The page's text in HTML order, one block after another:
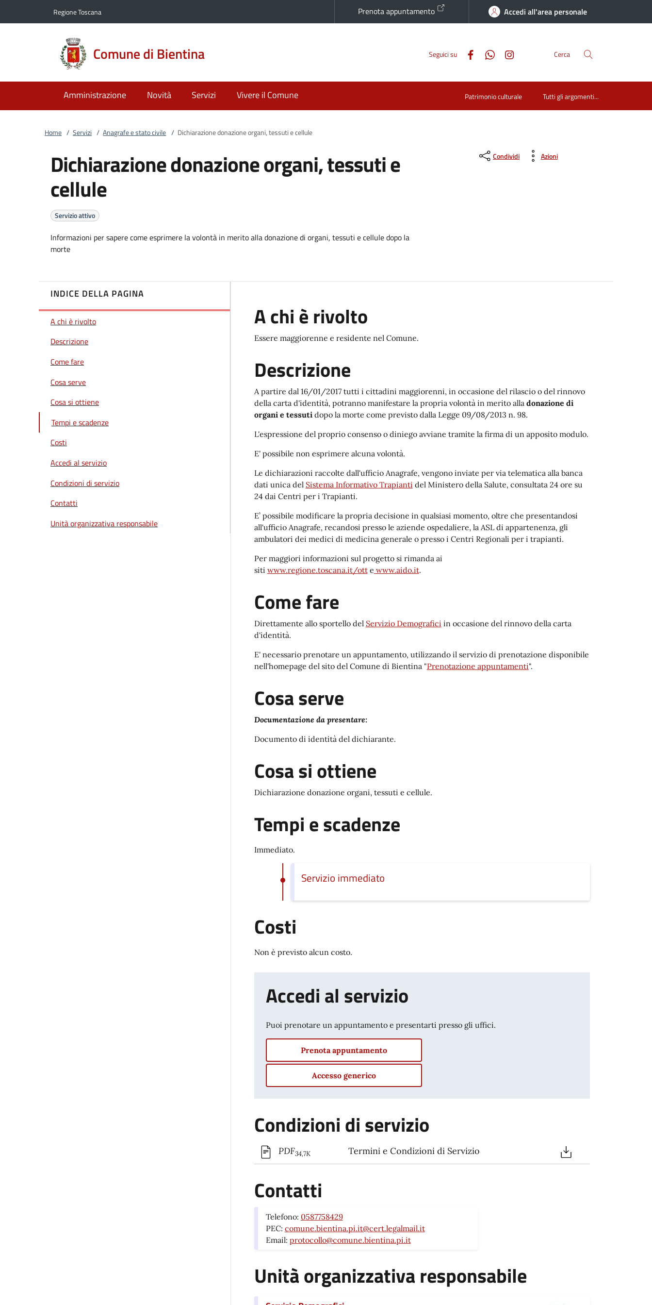
Regione Toscana Prenota appuntamento Accedi all'area personale
Comune di Bientina Seguici su Cerca
Amministrazione Novità Servizi Vivere il Comune Patrimonio culturale Tutti gli argomenti...
Home / Servizi / Anagrafe e stato civile / Dichiarazione donazione organi, tessuti e cellule
Dichiarazione donazione organi, tessuti e
cellule
Servizio attivo
Informazioni per sapere come esprimere la volontà in merito alla donazione di organi, tessuti e cellule dopo la
morte
Condividi Azioni
INDICE DELLA PAGINA
A chi è rivolto
Descrizione
Come fare
Cosa serve
Cosa si ottiene
Tempi e scadenze
Costi
Accedi al servizio
Condizioni di servizio
Contatti
Unità organizzativa responsabile
A chi è rivolto
Essere maggiorenne e residente nel Comune.
Descrizione
A partire dal 16/01/2017 tutti i cittadini maggiorenni, in occasione del rilascio o del rinnovo
della carta d'identità, potranno manifestare la propria volontà in merito alla donazione di
organi e tessutidopo la morte come previsto dalla Legge 09/08/2013 n. 98.
L'espressione del proprio consenso o diniego avviane tramite la firma di un apposito modulo.
E' possibile non esprimere alcuna volontà.
Le dichiarazioni raccolte dall'ufficio Anagrafe, vengono inviate per via telematica alla banca
dati unica del Sistema Informativo Trapianti del Ministero della Salute, consultata 24 ore su
24 dai Centri per i Trapianti.
E’ possibile modificare la propria decisione in qualsiasi momento, oltre che presentandosi
all'ufficio Anagrafe, recandosi presso le aziende ospedaliere, la ASL di appartenenza, gli
ambulatori dei medici di medicina generale o presso i Centri Regionali per i trapianti.
Per maggiori informazioni sul progetto si rimanda ai
siti www.regione.toscana.it/otte www.aido.it.
Come fare
Direttamente allo sportello del Servizio Demografici in occasione del rinnovo della carta
d'identità.
E' necessario prenotare un appuntamento, utilizzando il servizio di prenotazione disponibile
nell'homepage del sito del Comune di Bientina "Prenotazione appuntamenti".
Cosa serve
Documentazione da presentare:
Documento di identità del dichiarante.
Cosa si ottiene
Dichiarazione donazione organi, tessuti e cellule.
Tempi e scadenze
Immediato.
Servizio immediato
Costi
Non è previsto alcun costo.
Accedi al servizio
Puoi prenotare un appuntamento e presentarti presso gli uffici.
Prenota appuntamento
Accesso generico
Condizioni di servizio
PDF34,7K Termini e Condizioni di Servizio
Contatti
Telefono: 0587758429
PEC: comune.bientina.pi.it@cert.legalmail.it
Email: protocollo@comune.bientina.pi.it
Unità organizzativa responsabile